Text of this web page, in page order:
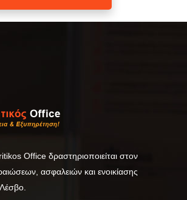
Office δραστηριοποιείται στον
ασφαλειών και ενοικίασης